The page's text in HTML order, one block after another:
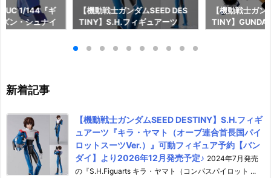
1/144『ギ
ン・シュナイ
【機動戦士ガンダムSEED DES
TINY】S.H.フィギュアーツ
長国パイロットスーツVer.）』
【機動戦士ガン
TINY】
新着記事
【機動戦士ガンダムSEED DESTINY】S.H.フィギ
ュアーツ『キラ・ヤマト（オーブ連合首長国パイ
ロットスーツVer.）』可動フィギュア予約【バン
ダイ】より2026年12月発売予定♪ 2024年7月発売
の『S.H.Figuarts キラ・ヤマト（コンパスパイロット ...